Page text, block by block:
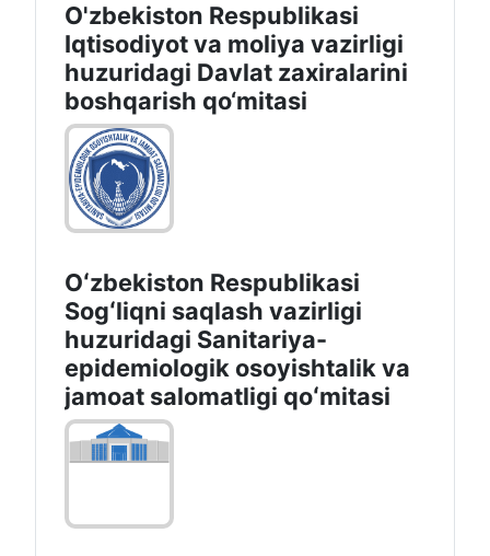
O'zbekiston Respublikasi
Iqtisodiyot va moliya vazirligi
huzuridаgi Dаvlаt zаxirаlаrini
boshqаrish qo‘mitаsi
Oʻzbekiston Respublikasi
Sogʻliqni saqlash vazirligi
huzuridagi Sanitariya-
epidemiologik osoyishtalik va
jamoat salomatligi qoʻmitasi